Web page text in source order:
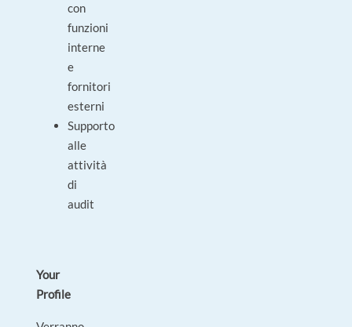
con
funzioni
interne
e
fornitori
esterni
Supporto
alle
attività
di
audit
Your
Profile